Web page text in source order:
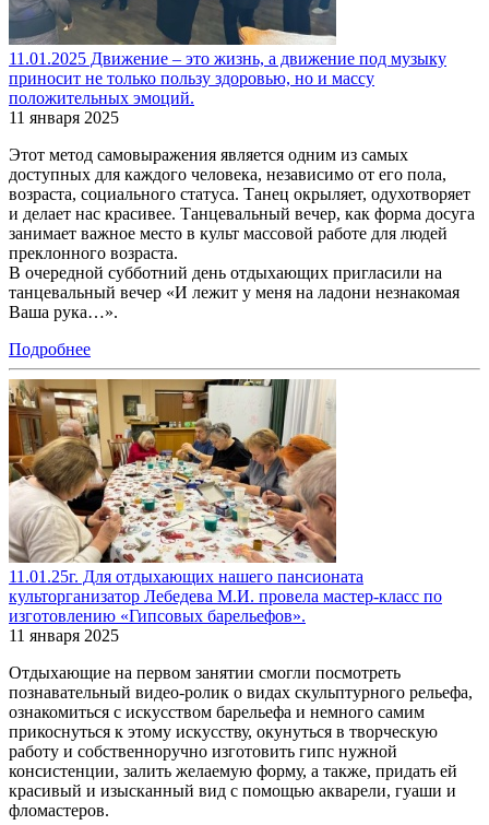
11.01.2025 Движение – это жизнь, а движение под музыку
приносит не только пользу здоровью, но и массу
положительных эмоций.
11 января 2025
Этот метод самовыражения является одним из самых
доступных для каждого человека, независимо от его пола,
возраста, социального статуса. Танец окрыляет, одухотворяет
и делает нас красивее. Танцевальный вечер, как форма досуга
занимает важное место в культ массовой работе для людей
преклонного возраста.
В очередной субботний день отдыхающих пригласили на
танцевальный вечер «И лежит у меня на ладони незнакомая
Ваша рука…».
Подробнее
11.01.25г. Для отдыхающих нашего пансионата
культорганизатор Лебедева М.И. провела мастер-класс по
изготовлению «Гипсовых барельефов».
11 января 2025
Отдыхающие на первом занятии смогли посмотреть
познавательный видео-ролик о видах скульптурного рельефа,
ознакомиться с искусством барельефа и немного самим
прикоснуться к этому искусству, окунуться в творческую
работу и собственноручно изготовить гипс нужной
консистенции, залить желаемую форму, а также, придать ей
красивый и изысканный вид с помощью акварели, гуаши и
фломастеров.